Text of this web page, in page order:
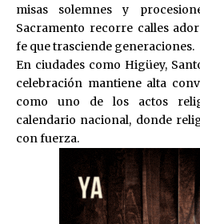
misas solemnes y
Sacramento recorre calles
fe que trasciende generaciones.
En ciudades como Higüey,
celebración mantiene alta
como uno de los actos
calendario nacional, donde
con fuerza.